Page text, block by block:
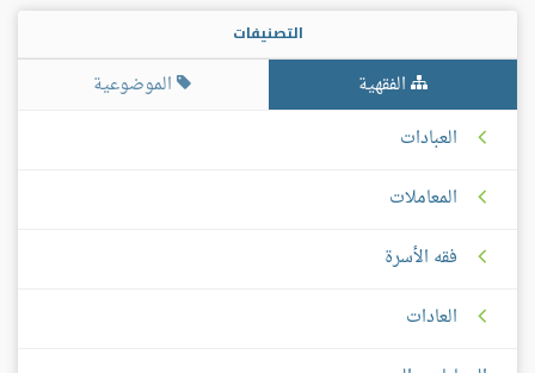
التصنيفات
الفقهية
الموضوعية
العبادات
المعاملات
فقه الأسرة
العادات